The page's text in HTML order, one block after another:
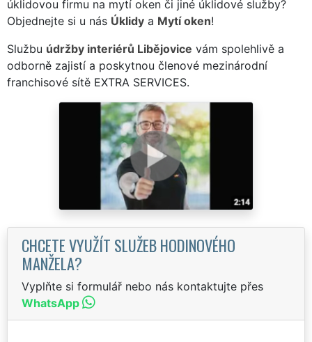
úklidovou firmu na mytí oken či jiné úklidové služby?
Objednejte si u nás Úklidy a Mytí oken!
Službu údržby interiérů Libějovice vám spolehlivě a
odborně zajistí a poskytnou členové mezinárodní
franchisové sítě EXTRA SERVICES.
CHCETE VYUŽÍT SLUŽEB HODINOVÉHO
MANŽELA?
Vyplňte si formulář nebo nás kontaktujte přes
WhatsApp